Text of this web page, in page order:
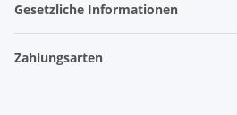
Gesetzliche Informationen
Zahlungsarten